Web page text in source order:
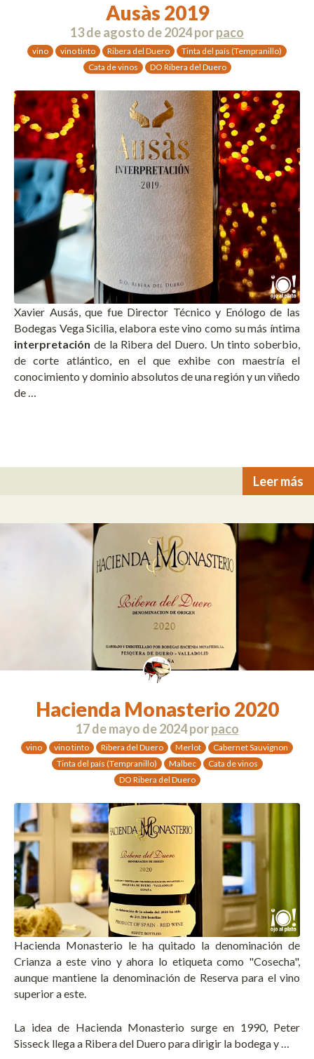
Ausàs 2019
13 de agosto de 2024porpaco
vino vino tinto Ribera del Duero
Tinta del país (Tempranillo)
Cata de vinos
DO Ribera del Duero
Xavier Ausás, que fue Director Técnico y Enólogo de las
Bodegas Vega Sicilia, elabora este vino como su más íntima
interpretación de la Ribera del Duero. Un tinto soberbio,
de corte atlántico, en el que exhibe con maestría el
conocimiento y dominio absolutos de una región y un viñedo
de …
Leer más
Hacienda Monasterio 2020
17 de mayo de 2024porpaco
vino vino tinto Ribera del Duero Merlot
Cabernet Sauvignon
Tinta del país (Tempranillo)
Malbec
Cata de vinos
DO Ribera del Duero
Hacienda Monasterio le ha quitado la denominación de
Crianza a este vino y ahora lo etiqueta como "Cosecha",
aunque mantiene la denominación de Reserva para el vino
superior a este.
La idea de Hacienda Monasterio surge en 1990, Peter
Sisseck llega a Ribera del Duero para dirigir la bodega y …